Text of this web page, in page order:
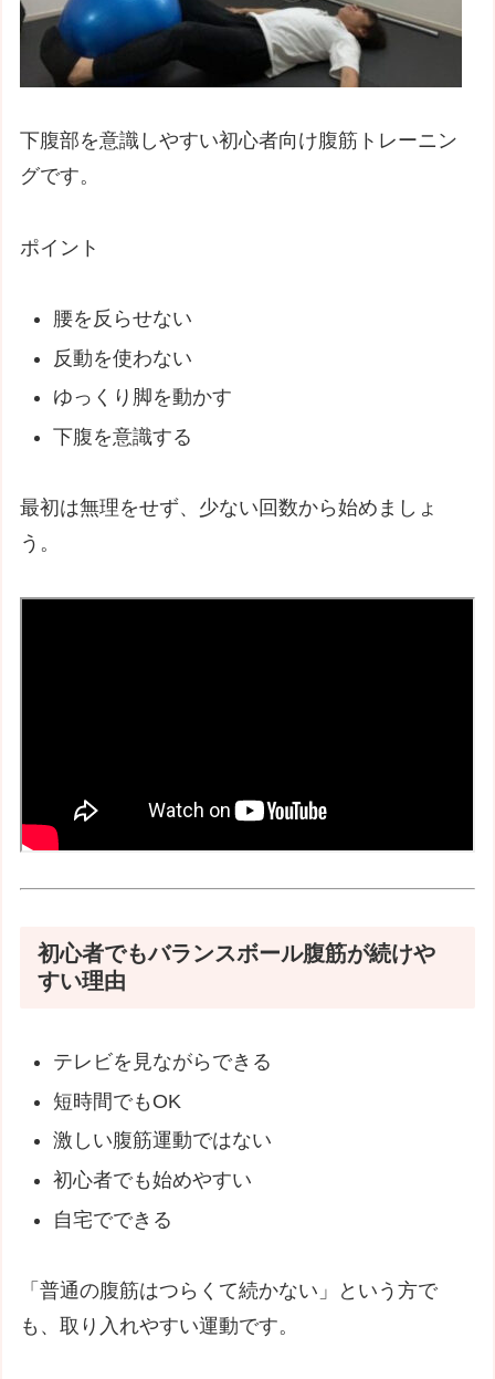
下腹部を意識しやすい初心者向け腹筋トレーニン
グです。
ポイント
腰を反らせない
反動を使わない
ゆっくり脚を動かす
下腹を意識する
最初は無理をせず、少ない回数から始めましょ
う。
初心者でもバランスボール腹筋が続けや
すい理由
テレビを見ながらできる
短時間でもOK
激しい腹筋運動ではない
初心者でも始めやすい
自宅でできる
「普通の腹筋はつらくて続かない」という方で
も、取り入れやすい運動です。